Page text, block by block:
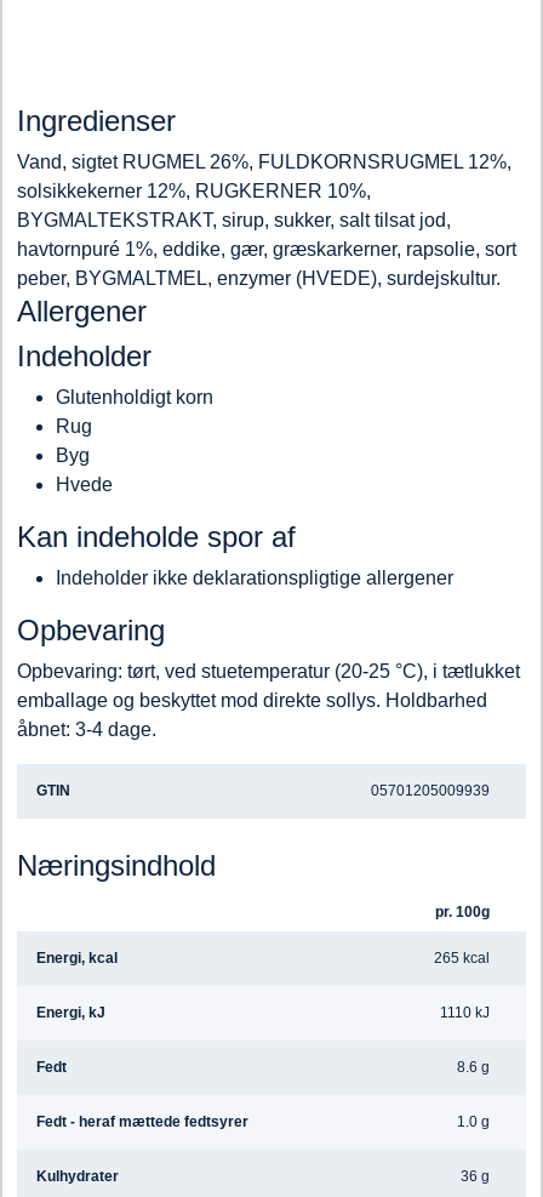
Ingredienser
Vand, sigtet RUGMEL 26%, FULDKORNSRUGMEL 12%,
solsikkekerner 12%, RUGKERNER 10%,
BYGMALTEKSTRAKT, sirup, sukker, salt tilsat jod,
havtornpuré 1%, eddike, gær, græskarkerner, rapsolie, sort
peber, BYGMALTMEL, enzymer (HVEDE), surdejskultur.
Allergener
Indeholder
Glutenholdigt korn
Rug
Byg
Hvede
Kan indeholde spor af
Indeholder ikke deklarationspligtige allergener
Opbevaring
Opbevaring: tørt, ved stuetemperatur (20-25 °C), i tætlukket
emballage og beskyttet mod direkte sollys. Holdbarhed
åbnet: 3-4 dage.
GTIN 05701205009939
Næringsindhold
pr. 100g
Energi, kcal 265 kcal
Energi, kJ 1110 kJ
Fedt 8.6 g
Fedt - heraf mættede fedtsyrer 1.0 g
Kulhydrater 36 g